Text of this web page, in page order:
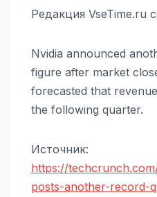
Редакция VseTime.ru
Nvidia announced
figure after market
forecasted that
the following quarter.
Источник:
https://
posts-another-record-